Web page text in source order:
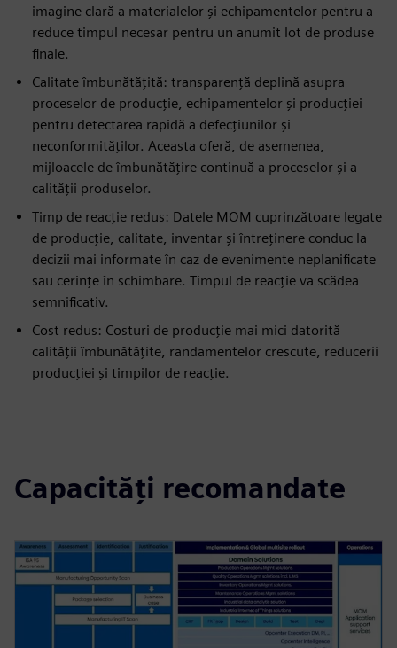
imagine clară a materialelor și echipamentelor pentru a
reduce timpul necesar pentru un anumit lot de produse
finale.
Calitate îmbunătățită: transparență deplină asupra
proceselor de producție, echipamentelor și producției
pentru detectarea rapidă a defecțiunilor și
neconformităților. Aceasta oferă, de asemenea,
mijloacele de îmbunătățire continuă a proceselor și a
calității produselor.
Timp de reacție redus: Datele MOM cuprinzătoare legate
de producție, calitate, inventar și întreținere conduc la
decizii mai informate în caz de evenimente neplanificate
sau cerințe în schimbare. Timpul de reacție va scădea
semnificativ.
Cost redus: Costuri de producție mai mici datorită
calității îmbunătățite, randamentelor crescute, reducerii
producției și timpilor de reacție.
Capacități recomandate